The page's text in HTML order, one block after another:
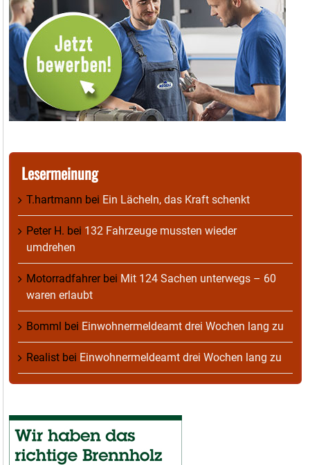
Lesermeinung
T.hartmann bei Ein Lächeln, das Kraft schenkt
Peter H. bei 132 Fahrzeuge mussten wieder
umdrehen
Motorradfahrerbei Mit 124 Sachen unterwegs – 60
waren erlaubt
Bomml bei Einwohnermeldeamt drei Wochen lang zu
Realist bei Einwohnermeldeamt drei Wochen lang zu